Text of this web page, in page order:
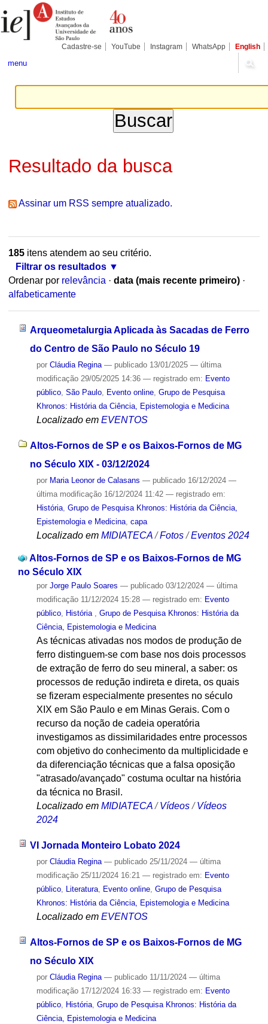
para
conteúdo.
Pessoais
Cadastre-se YouTube Instagram WhatsApp English
menu
Resultado da busca
Assinar um RSS sempre atualizado.
185itens atendem ao seu critério.
Filtrar os resultados
Ordenar por relevância · data (mais recente primeiro) ·
alfabeticamente
Arqueometalurgia Aplicada às Sacadas de Ferro
do Centro de São Paulo no Século 19
por Cláudia Regina — publicado13/01/2025 — última
modificação29/05/2025 14:36 — registrado em: Evento
público, São Paulo, Evento online, Grupo de Pesquisa
Khronos: História da Ciência, Epistemologia e Medicina
Localizado em EVENTOS
Altos-Fornos de SP e os Baixos-Fornos de MG
no Século XIX - 03/12/2024
por Maria Leonor de Calasans — publicado16/12/2024 —
última modificação16/12/2024 11:42 — registrado em:
História, Grupo de Pesquisa Khronos: História da Ciência,
Epistemologia e Medicina, capa
Localizado em MIDIATECA /Fotos /Eventos 2024
Altos-Fornos de SP e os Baixos-Fornos de MG
no Século XIX
por Jorge Paulo Soares — publicado03/12/2024 — última
modificação11/12/2024 15:28 — registrado em: Evento
público, História , Grupo de Pesquisa Khronos: História da
Ciência, Epistemologia e Medicina
As técnicas ativadas nos modos de produção de
ferro distinguem-se com base nos dois processos
de extração de ferro do seu mineral, a saber: os
processos de redução indireta e direta, os quais
se fizeram especialmente presentes no século
XIX em São Paulo e em Minas Gerais. Com o
recurso da noção de cadeia operatória
investigamos as dissimilaridades entre processos
com objetivo do conhecimento da multiplicidade e
da diferenciação técnicas que a falsa oposição
"atrasado/avançado" costuma ocultar na história
da técnica no Brasil.
Localizado em MIDIATECA /Vídeos /Vídeos
2024
VI Jornada Monteiro Lobato 2024
por Cláudia Regina — publicado25/11/2024 — última
modificação25/11/2024 16:21 — registrado em: Evento
público, Literatura, Evento online, Grupo de Pesquisa
Khronos: História da Ciência, Epistemologia e Medicina
Localizado em EVENTOS
Altos-Fornos de SP e os Baixos-Fornos de MG
no Século XIX
por Cláudia Regina — publicado11/11/2024 — última
modificação17/12/2024 16:33 — registrado em: Evento
público, História, Grupo de Pesquisa Khronos: História da
Ciência, Epistemologia e Medicina